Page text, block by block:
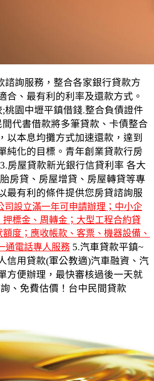
諮詢服務，整合各家銀行貸款方
合、最有利的利率及還款方式。
桃園中壢平鎮借錢.整合負債證件
代書借款將多筆貸款、卡債整合
以本息均攤方式加速還款，達到
純化的目標。青年創業貸款行房
房屋貸款新光銀行信貸利率 各大
房貸、房屋增貸、房屋轉貸等專
最有利的條件提供您房貸諮詢服
司設立滿一年可申請辦理；中小企
標金、周轉金；大型工程合約貸
度；應收帳款、客票、機器設備、
通電話專人服務 5.汽車貸款平鎮~
信用貸款(軍公教適)汽車融資、汽
方便辦理，最快審核過後一天就
、免費估價！台中民間貸款